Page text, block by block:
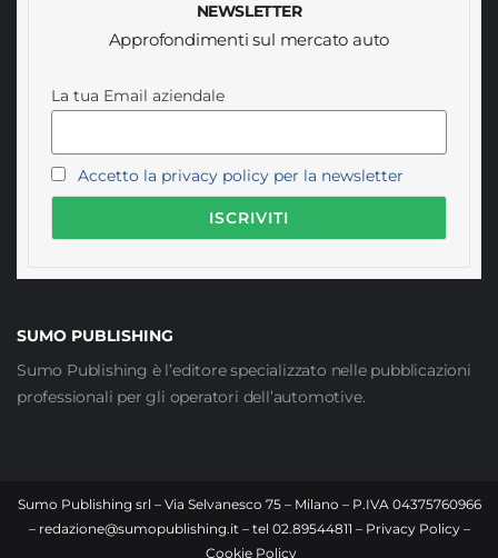
NEWSLETTER
Approfondimenti sul mercato auto
La tua Email aziendale
Accetto la privacy policy per la newsletter
SUMO PUBLISHING
Sumo Publishing è l’editore specializzato nelle pubblicazioni
professionali per gli operatori dell’automotive.
Sumo Publishing srl – Via Selvanesco 75 – Milano – P.IVA 04375760966
– redazione@sumopublishing.it– tel 02.89544811 – Privacy Policy–
Cookie Policy